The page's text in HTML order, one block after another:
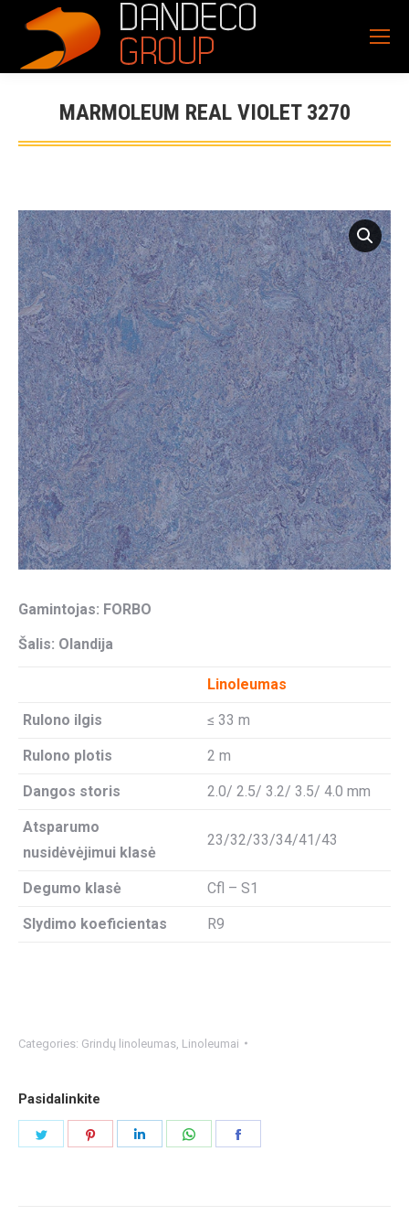
MARMOLEUM REAL VIOLET 3270
Gamintojas: FORBO
Šalis: Olandija
Linoleumas
Rulono ilgis ≤ 33 m
Rulono plotis 2 m
Dangos storis 2.0/ 2.5/ 3.2/ 3.5/ 4.0 mm
Atsparumo
nusidėvėjimui klasė
23/32/33/34/41/43
Degumo klasė Cfl – S1
Slydimo koeficientas R9
Categories: Grindų linoleumas Linoleumai
Pasidalinkite